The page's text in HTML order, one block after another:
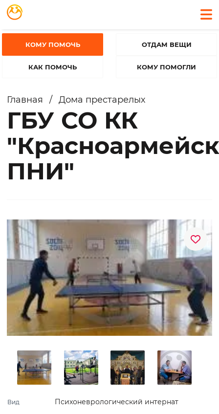
КОМУ ПОМОЧЬ
КАК ПОМОЧЬ
ОТДАМ ВЕЩИ
КОМУ ПОМОГЛИ
Главная / Дома престарелых
ГБУ СО КК
ПНИ"
Вид Психоневрологический интернат